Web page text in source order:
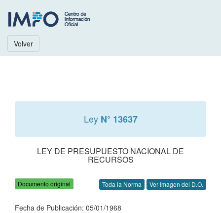
Volver
Ley N° 13637
LEY DE PRESUPUESTO NACIONAL DE
RECURSOS
Documento original Toda la Norma Ver Imagen del D.O.
Fecha de Publicación: 05/01/1968